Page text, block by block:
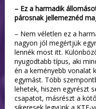
– Ez a harmadik
párosnak jellemeznéd
– Nem véletlen ez a
nagyon jól megértjük
lennék most itt.
nyugodtabb típus, aki
én a keményebb vonalat
egymást. Több
lehetek, hiszen egyrészt
csapatot, másrészt a